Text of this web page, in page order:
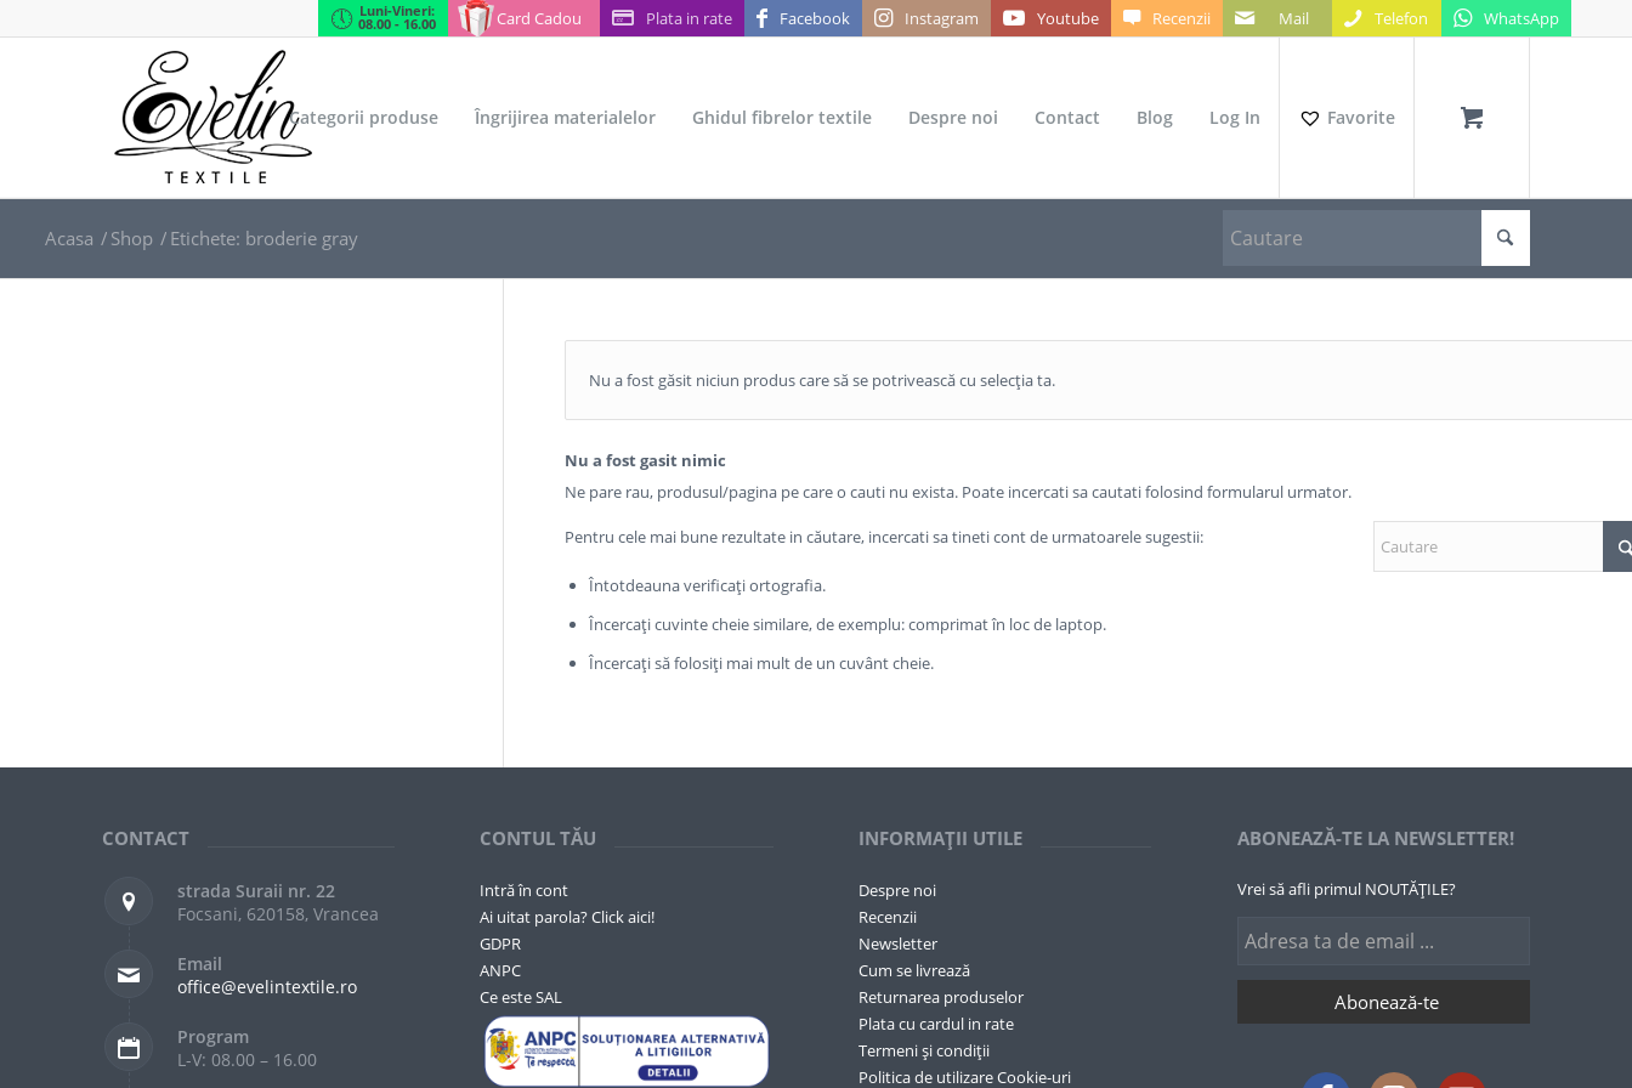
Card Cadou Plata in rate Facebook Instagram Youtube Recenzii Mail Telefon WhatsApp
Luni-Vineri:
08.00 - 16.00
Categorii produse Îngrijirea materialelor Ghidul fibrelor textile Despre noi Contact Blog Log In Favorite
Acasa / Shop / Etichete: broderie gray
Nu a fost găsit niciun produs care să se potrivească cu selecția ta.
Nu a fost gasit nimic
Ne pare rau, produsul/pagina pe care o cauti nu exista. Poate incercati sa cautati folosind formularul urmator.
Pentru cele mai bune rezultate in căutare, incercati sa tineti cont de urmatoarele sugestii:
Întotdeauna verificați ortografia.
Încercați cuvinte cheie similare, de exemplu: comprimat în loc de laptop.
Încercați să folosiți mai mult de un cuvânt cheie.
CONTACT
strada Suraii nr. 22
Focsani, 620158, Vrancea
Email
office@evelintextile.ro
Program
L-V: 08.00 – 16.00
CONTUL TĂU
Intră în cont
Ai uitat parola? Click aici!
GDPR
ANPC
Ce este SAL
INFORMAȚII UTILE
Despre noi
Recenzii
Newsletter
Cum se livrează
Returnarea produselor
Plata cu cardul in rate
Termeni și condiții
Politica de utilizare Cookie-uri
ABONEAZĂ-TE LA NEWSLETTER!
Vrei să afli primul NOUTĂȚILE?